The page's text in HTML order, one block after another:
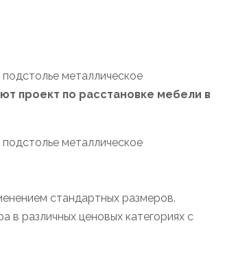
металлическое
проект по расстановке мебели в
металлическое
стандартных размеров.
в различных ценовых категориях с